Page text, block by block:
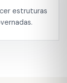
estruturas